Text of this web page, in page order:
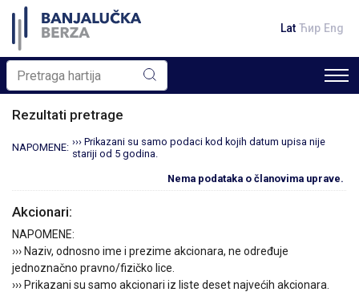
Lat Ћир Eng
Rezultati pretrage
NAPOMENE: ››› Prikazani su samo podaci kod kojih datum upisa nije
stariji od 5 godina.
Nema podataka o članovima uprave.
Akcionari:
NAPOMENE:
››› Naziv, odnosno ime i prezime akcionara, ne određuje
jednoznačno pravno/fizičko lice.
››› Prikazani su samo akcionari iz liste deset najvećih akcionara.